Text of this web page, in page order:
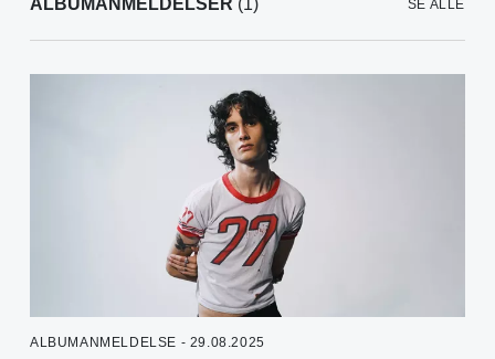
SE ALLE
ALBUMANMELDELSE - 29.08.2025